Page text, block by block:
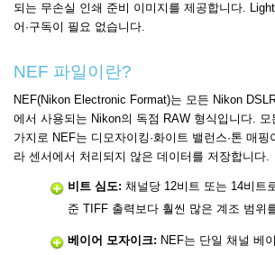
되는 무손실 인쇄 준비 이미지를 제공합니다.
어·구독이 필요 없습니다.
NEF 파일이란?
NEF(Nikon Electronic Format)는 모든 Nikon
에서 사용되는 Nikon의 독점 RAW 형식입니다.
가지로 NEF는 디모자이킹·화이트 밸런스·톤 매
라 센서에서 처리되지 않은 데이터를 저장합니다.
비트 심도: 채널당 12비트 또는 14비트
준 TIFF 출력보다 훨씬 많은 계조 범위
베이어 모자이크: NEF는 단일 채널 베